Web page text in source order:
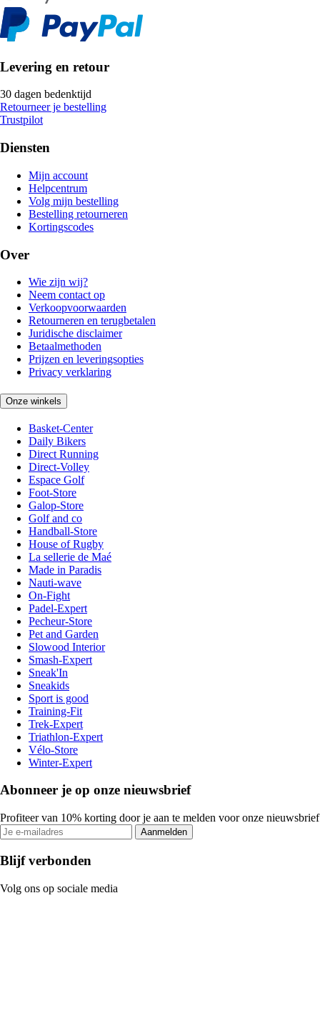
Levering en retour
30 dagen bedenktijd
Retourneer je bestelling
Trustpilot
Diensten
Mijn account
Helpcentrum
Volg mijn bestelling
Bestelling retourneren
Kortingscodes
Over
Wie zijn wij?
Neem contact op
Verkoopvoorwaarden
Retourneren en terugbetalen
Juridische disclaimer
Betaalmethoden
Prijzen en leveringsopties
Privacy verklaring
Onze winkels
Basket-Center
Daily Bikers
Direct Running
Direct-Volley
Espace Golf
Foot-Store
Galop-Store
Golf and co
Handball-Store
House of Rugby
La sellerie de Maé
Made in Paradis
Nauti-wave
On-Fight
Padel-Expert
Pecheur-Store
Pet and Garden
Slowood Interior
Smash-Expert
Sneak'In
Sneakids
Sport is good
Training-Fit
Trek-Expert
Triathlon-Expert
Vélo-Store
Winter-Expert
Abonneer je op onze nieuwsbrief
Profiteer van 10% korting door je aan te melden voor onze nieuwsbrief
Aanmelden
Blijf verbonden
Volg ons op sociale media